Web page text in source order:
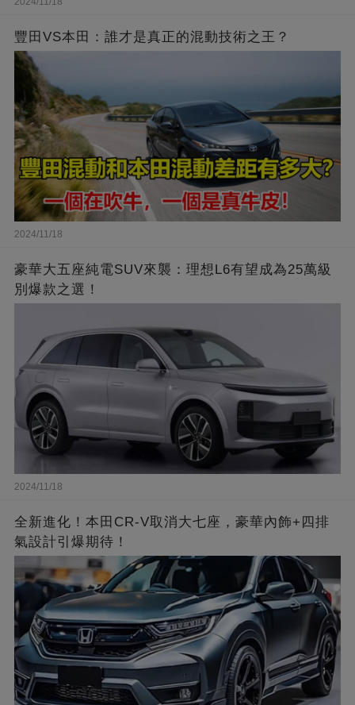
豐田VS本田：誰才是真正的混動技術之王？
2024/11/18
豪華大五座純電SUV來襲：理想L6有望成為25萬級
別爆款之選！
2024/11/18
全新進化！本田CR-V取消大七座，豪華內飾+四排
氣設計引爆期待！